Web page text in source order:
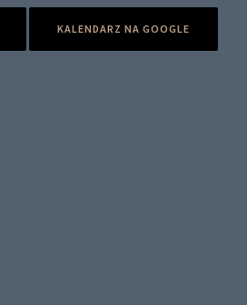
KALENDARZ NA GOOGLE